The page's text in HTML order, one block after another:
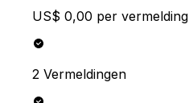
US$ 0,00 per vermelding
2 Vermeldingen